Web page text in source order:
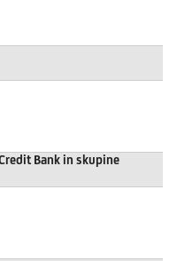
Bank in skupine